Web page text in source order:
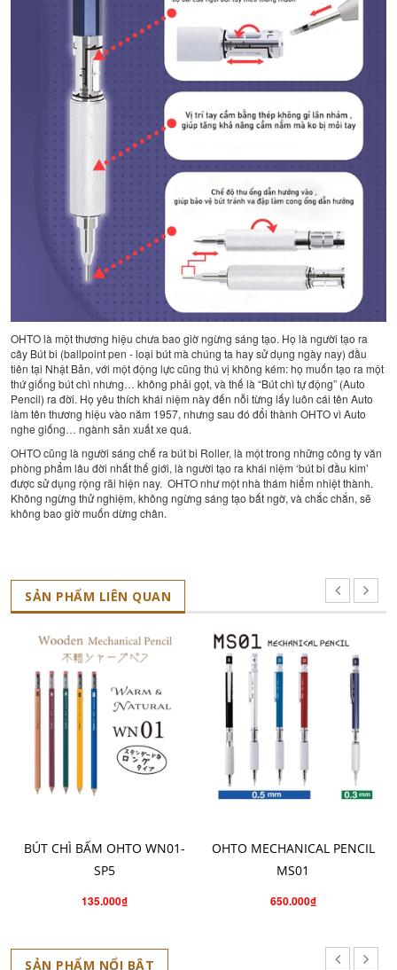
OHTO là một thương hiệu chưa bao giờ ngừng sáng tạo. Họ là người tạo ra
cây Bút bi (ballpoint pen - loại bút mà chúng ta hay sử dụng ngày nay) đầu
tiên tại Nhật Bản, với một động lực cũng thú vị không kém: họ muốn tạo ra một
thứ giống bút chì nhưng… không phải gọt, và thế là “Bút chì tự động” (Auto
Pencil) ra đời. Họ yêu thích khái niệm này đến nỗi từng lấy luôn cái tên Auto
làm tên thương hiệu vào năm 1957, nhưng sau đó đổi thành OHTO vì Auto
nghe giống… ngành sản xuất xe quá.
OHTO cũng là người sáng chế ra bút bi Roller, là một trong những công ty văn
phòng phẩm lâu đời nhất thế giới, là người tạo ra khái niệm ‘bút bi đầu kim’
được sử dụng rộng rãi hiện nay. OHTO như một nhà thám hiểm nhiệt thành.
Không ngừng thử nghiệm, không ngừng sáng tạo bất ngờ, và chắc chắn, sẽ
không bao giờ muốn dừng chân.
SẢN PHẨM LIÊN QUAN
BÚT CHÌ BẤM OHTO WN01-
SP5
135.000₫
OHTO MECHANICAL PENCIL
MS01
650.000₫
SẢN PHẨM NỔI BẬT